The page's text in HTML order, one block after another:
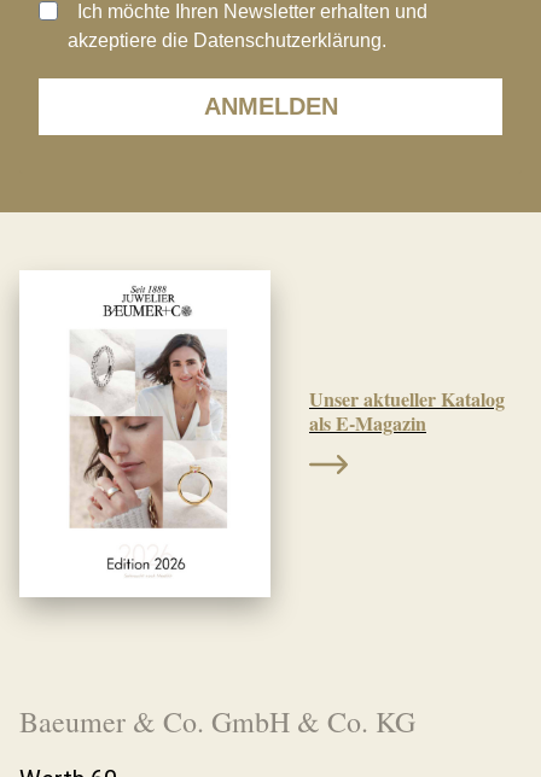
ANMELDEN
Ich möchte Ihren Newsletter erhalten und
akzeptiere die Datenschutzerklärung.
Unser aktueller Katalog
als E-Magazin
Baeumer & Co. GmbH & Co. KG